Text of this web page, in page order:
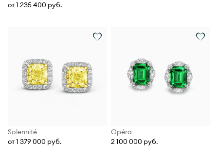
от 1 235 400 руб.
Solennité
от 1 379 000 руб.
Opéra
2 100 000 руб.